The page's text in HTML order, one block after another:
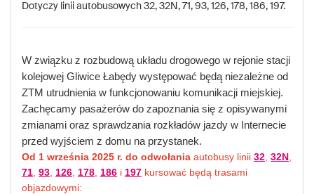
Dotyczy linii autobusowych 32, 32N, 71, 93, 126, 178, 186, 197.
W związku z rozbudową układu drogowego w rejonie stacji
kolejowej Gliwice Łabędy występować będą niezależne od
ZTM utrudnienia w funkcjonowaniu komunikacji miejskiej.
Zachęcamy pasażerów do zapoznania się z opisywanymi
zmianami oraz sprawdzania rozkładów jazdy w Internecie
przed wyjściem z domu na przystanek.
Od 1 września 2025 r. do odwołania autobusy linii 32 32N
71 93 126 178 186 i 197 kursować będą trasami
objazdowymi: